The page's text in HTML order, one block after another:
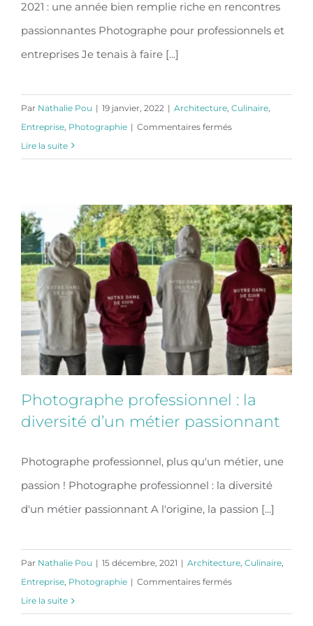
Rétrospective d’une année de
photographe professionnel
2021 : une année bien remplie riche en rencontres
passionnantes Photographe pour professionnels et
entreprises Je tenais à faire [...]
Par Nathalie Pou | 19 janvier, 2022 | Architecture Culinaire
Entreprise Photographie | Commentaires ferméssur
photographe
professionnel
Lire la suite
Photographe professionnel : la
diversité d’un métier passionnant
Photographe professionnel : la
diversité d’un métier passionnant
Photographe professionnel, plus qu'un métier, une
passion ! Photographe professionnel : la diversité
d'un métier passionnant A l'origine, la passion [...]
Par Nathalie Pou | 15 décembre, 2021 | Architecture, Culinaire,
Entreprise, Photographie | Commentaires ferméssur
Lire la suite